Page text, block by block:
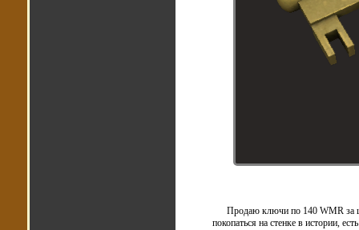
Продаю ключи по 140 WMR за
покопаться на стенке в истории,